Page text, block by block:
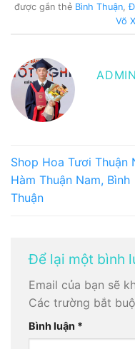
được gắn thẻ Bình Thuận,
Võ
ADMIN
Shop Hoa Tươi Thuận
Hàm Thuận Nam, Bình
Thuận
Để lại một bình
Email của bạn sẽ
Các trường bắt
Bình luận *